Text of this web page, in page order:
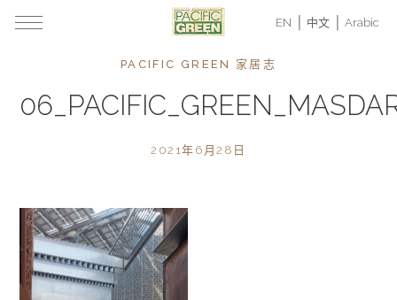
EN 中文 Arabic
PACIFIC GREEN 家居志
2021年6月28日